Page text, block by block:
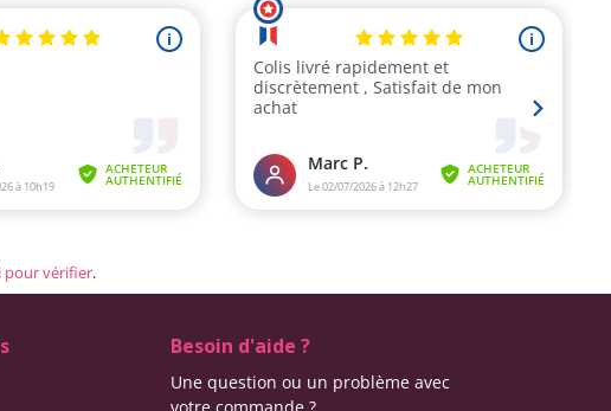
pour vérifier.
Besoin d'aide ?
Une question ou un problème avec